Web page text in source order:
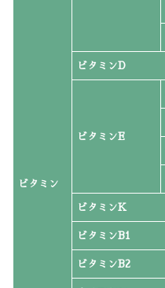
ビタミン
ビタミンD
ビタミンE
ビタミンK
ビタミンB1
ビタミンB2